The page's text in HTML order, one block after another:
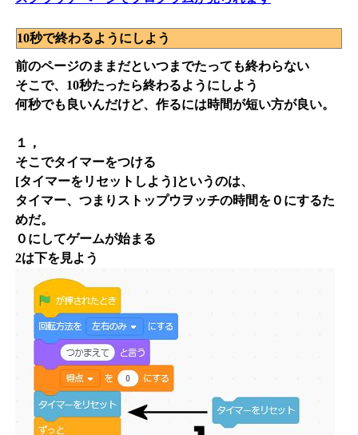
10秒で終わるようにしよう
前のページのままだといつまでたっても終わらない
そこで、10秒たったら終わるようにしよう
何秒でも良いんだけど、作るには時間が短い方が良い。
１，
そこでタイマーをつける
[タイマーをリセットしよう]というのは、
タイマー、つまりストップウヲッチの時間を０にするた
めだ。
０にしてゲームが始まる
2は下を見よう